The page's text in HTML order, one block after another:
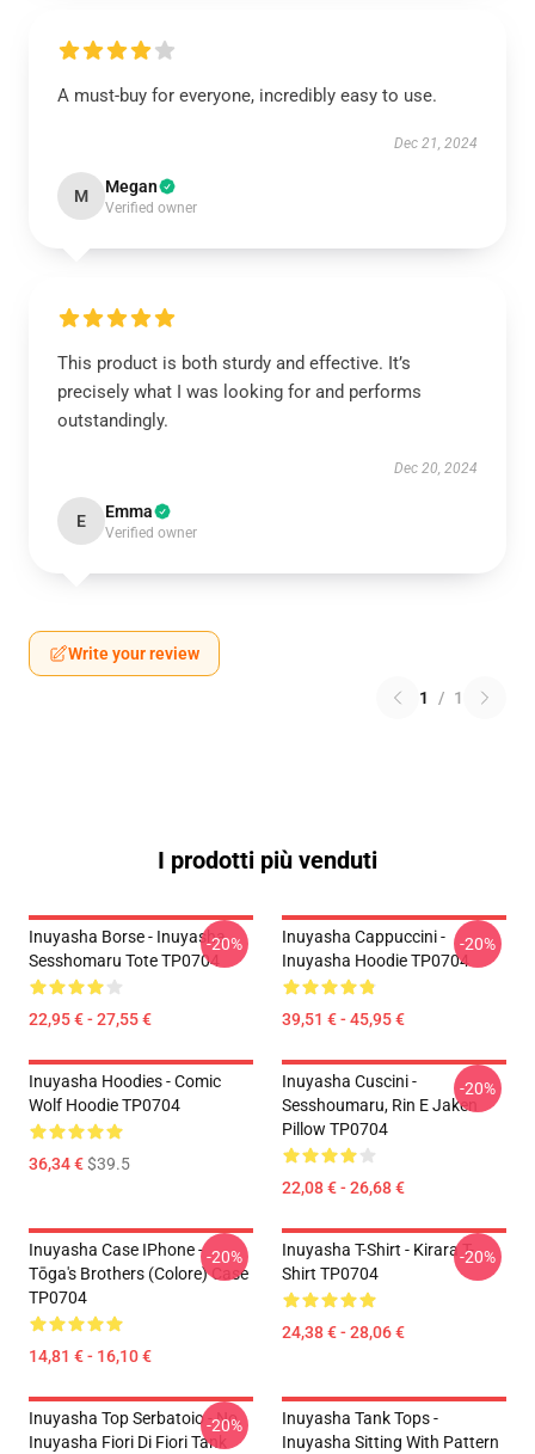
A must-buy for everyone, incredibly easy to use.
Dec 21, 2024
M Megan
Verified owner
This product is both sturdy and effective. It’s
precisely what I was looking for and performs
outstandingly.
Dec 20, 2024
E Emma
Verified owner
Write your review
1 / 1
I prodotti più venduti
Inuyasha Borse - Inuyasha
Sesshomaru Tote TP0704
22,95 € - 27,55 €
-20%
Inuyasha Cappuccini -
Inuyasha Hoodie TP0704
39,51 € - 45,95 €
-20%
Inuyasha Hoodies - Comic
Wolf Hoodie TP0704
36,34 €$39.5
Inuyasha Cuscini -
Sesshoumaru, Rin E Jaken
Pillow TP0704
22,08 € - 26,68 €
-20%
Inuyasha Case IPhone -
Tōga's Brothers (colore) Case
TP0704
14,81 € - 16,10 €
-20%
Inuyasha T-Shirt - Kirara T-
Shirt TP0704
24,38 € - 28,06 €
-20%
Inuyasha Top Serbatoio - No.
Inuyasha Fiori Di Fiori Tank
-20%
Inuyasha Tank Tops -
Inuyasha Sitting With Pattern